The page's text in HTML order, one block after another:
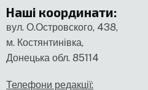
Наші координати:
вул. О.Островского, 438,
м. Костянтинівка,
Донецька обл. 85114
Телефони редакції: